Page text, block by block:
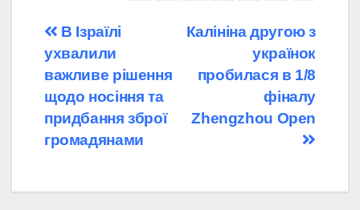
Навігація
записів
Калініна другою з
українок
пробилася в 1/8
фіналу
Zhengzhou Open
В Ізраїлі
ухвалили
важливе рішення
щодо носіння та
придбання зброї
громадянами